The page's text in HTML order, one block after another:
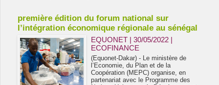
première édition du forum national sur
l’intégration économique régionale au sénégal
EQUONET | 30/05/2022 |
ECOFINANCE
(Equonet-Dakar) - Le ministère de
l’Economie, du Plan et de la
Coopération (MEPC) organise, en
partenariat avec le Programme des